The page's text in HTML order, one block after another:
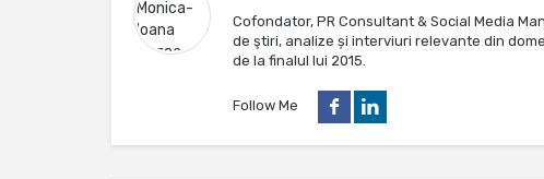
Cofondator, PR Consultant & Social Media
de ştiri, analize și interviuri relevante din
de la finalul lui 2015.
Follow Me